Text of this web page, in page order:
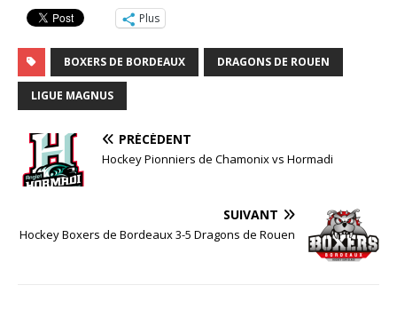
Plus
BOXERS DE BORDEAUX DRAGONS DE ROUEN
LIGUE MAGNUS
PRÉCÉDENT
Hockey Pionniers de Chamonix vs Hormadi
SUIVANT
Hockey Boxers de Bordeaux 3-5 Dragons de Rouen